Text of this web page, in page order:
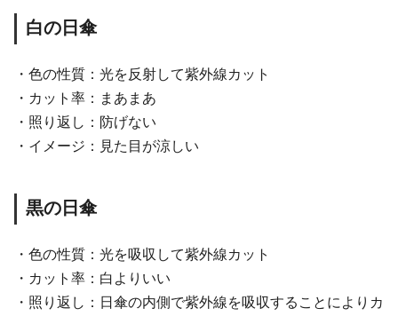
白の日傘
・色の性質：光を反射して紫外線カット
・カット率：まあまあ
・照り返し：防げない
・イメージ：見た目が涼しい
黒の日傘
・色の性質：光を吸収して紫外線カット
・カット率：白よりいい
・照り返し：日傘の内側で紫外線を吸収することによりカ